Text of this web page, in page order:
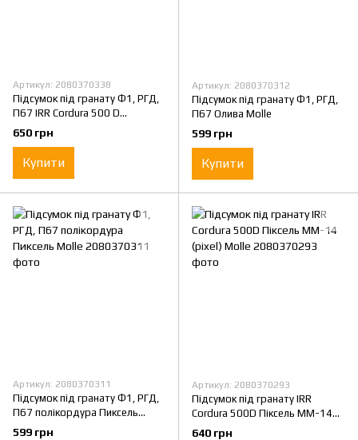
Артикул: 2080370338
Підсумок під гранату Ф1, РГД,
П67 IRR Cordura 500 D
Мультикам (multicam) Molle
650 грн
Купити
Артикул: 2080370312
Підсумок під гранату Ф1, РГД,
П67 Олива Molle
599 грн
Купити
Артикул: 2080370311
Підсумок під гранату Ф1, РГД,
П67 полікордура Пиксель
Molle
599 грн
Артикул: 2080370293
Підсумок під гранату IRR
Cordura 500D Піксель MM-14
(pixel) Molle
640 грн